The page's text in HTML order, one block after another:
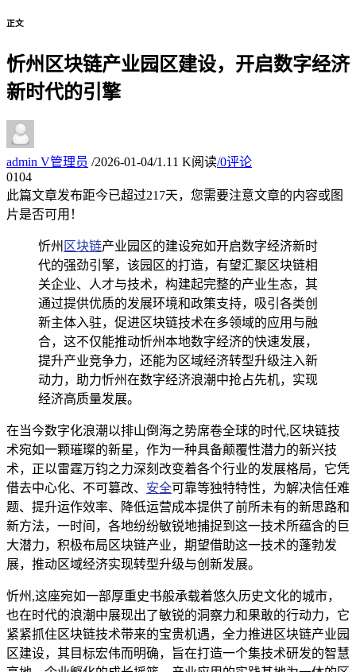
正文
忻州区块链产业园区建设，开启数字经济
新时代的引擎
admin V管理员 /2026-01-04/1.11 K阅读/0评论
0104
此篇文章发布距今已超过217天，您需要注意文章的内容或图
片是否可用！
忻州 区块链产业园区的建设宛如开启数字经济新时
代的强劲引擎，该园区的打造，有望汇聚区块链相
关企业、人才与技术，构建起完整的产业生态，其
通过提供优质的发展环境和政策支持，吸引各类创
新主体入驻，促进区块链技术在多领域的应用与融
合，这不仅能推动忻州本地数字经济的快速发展，
提升产业竞争力，还能为区域经济转型升级注入新
动力，助力忻州在数字经济浪潮中抢占先机，实现
经济高质量发展。
在当今数字化浪潮以排山倒海之势席卷全球的时代,区块链技
术宛如一颗璀璨的新星，作为一种具备颠覆性潜力的新兴技
术，正以雷霆万钧之力深刻改变着各个行业的发展格局，它凭
借去中心化、不可篡改、 安全可靠等独特特性，为解决信任难
题、提升运作效率、降低运营成本提供了前所未有的新思路和
新方法，一时间，各地纷纷敏锐地捕捉到这一技术所蕴含的巨
大潜力，积极布局区块链产业，期望借助这一技术的蓬勃发
展，推动区域经济实现转型升级与创新发展。
忻州,这座宛如一部厚重史书般承载着悠久历史文化的城市，
也在时代的浪潮中展现出了敏锐的洞察力和果敢的行动力，它
紧紧抓住区块链技术带来的宝贵机遇，全力推进区块链产业园
区建设，其目标宏伟而明确，旨在打造一个集技术研发的智慧